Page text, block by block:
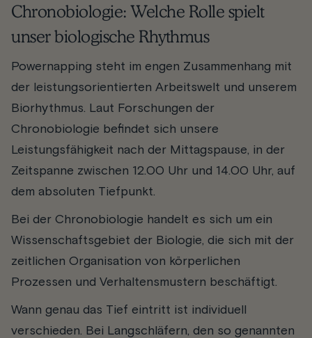
Chronobiologie: Welche Rolle spielt
unser biologische Rhythmus
Powernapping steht im engen Zusammenhang mit
der leistungsorientierten Arbeitswelt und unserem
Biorhythmus. Laut Forschungen der
Chronobiologie befindet sich unsere
Leistungsfähigkeit nach der Mittagspause, in der
Zeitspanne zwischen 12.00 Uhr und 14.00 Uhr, auf
dem absoluten Tiefpunkt.
Bei der Chronobiologie handelt es sich um ein
Wissenschaftsgebiet der Biologie, die sich mit der
zeitlichen Organisation von körperlichen
Prozessen und Verhaltensmustern beschäftigt.
Wann genau das Tief eintritt ist individuell
verschieden. Bei Langschläfern, den so genannten